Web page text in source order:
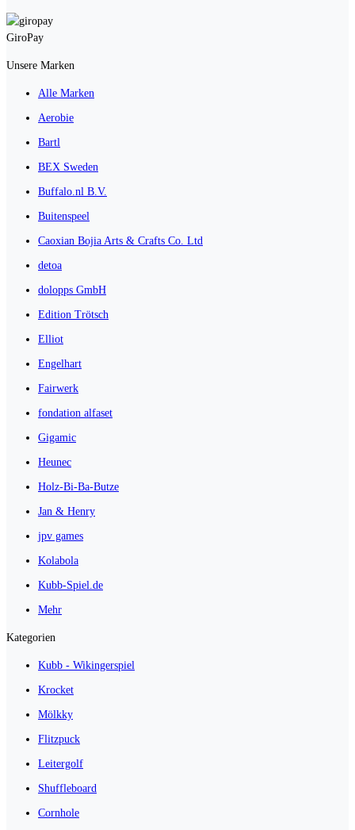
GiroPay
Unsere Marken
Alle Marken
Aerobie
Bartl
BEX Sweden
Buffalo.nl B.V.
Buitenspeel
Caoxian Bojia Arts & Crafts Co. Ltd
detoa
dolopps GmbH
Edition Trötsch
Elliot
Engelhart
Fairwerk
fondation alfaset
Gigamic
Heunec
Holz-Bi-Ba-Butze
Jan & Henry
jpv games
Kolabola
Kubb-Spiel.de
Mehr
Kategorien
Kubb - Wikingerspiel
Krocket
Mölkky
Flitzpuck
Leitergolf
Shuffleboard
Cornhole